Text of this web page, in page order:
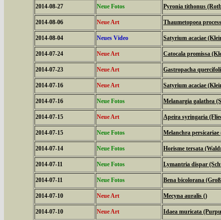
2014-08-27 Neue Fotos Pyronia tithonus
2014-08-06 Neue Art Thaumetopoea
2014-08-04 Neues Video Satyrium acaciae
2014-07-24 Neue Art Catocala promissa
2014-07-23 Neue Art Gastropacha
2014-07-16 Neue Art Satyrium acaciae
2014-07-16 Neue Fotos Melanargia galathea
2014-07-15 Neue Art Apeira syringaria
2014-07-15 Neue Fotos Melanchra
2014-07-14 Neue Fotos Horisme tersata
2014-07-11 Neue Fotos Lymantria dispar
2014-07-11 Neue Fotos Bena bicolorana
2014-07-10 Neue Art Mecyna auralis ()
2014-07-10 Neue Art Idaea muricata